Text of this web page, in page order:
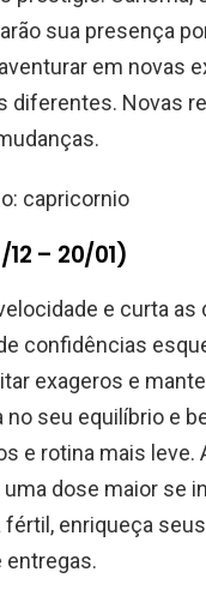
sua presença
em novas
diferentes. Novas
– 20/01)
e curta as
confidências
exageros e
no seu equilíbrio e
e rotina mais leve.
dose maior se
fértil, enriqueça
entregas.